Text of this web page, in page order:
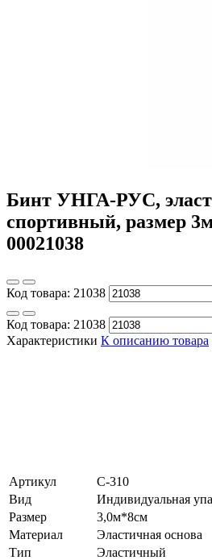
Бинт УНГА-РУС,
спортивный, размер
00021038
Код товара: 21038
Код товара: 21038
Характеристики К описанию товара
Артикул
С-310
Вид
Индивидуальная
Размер
3,0м*8см
Материал
Эластичная основа
Тип
Эластичный